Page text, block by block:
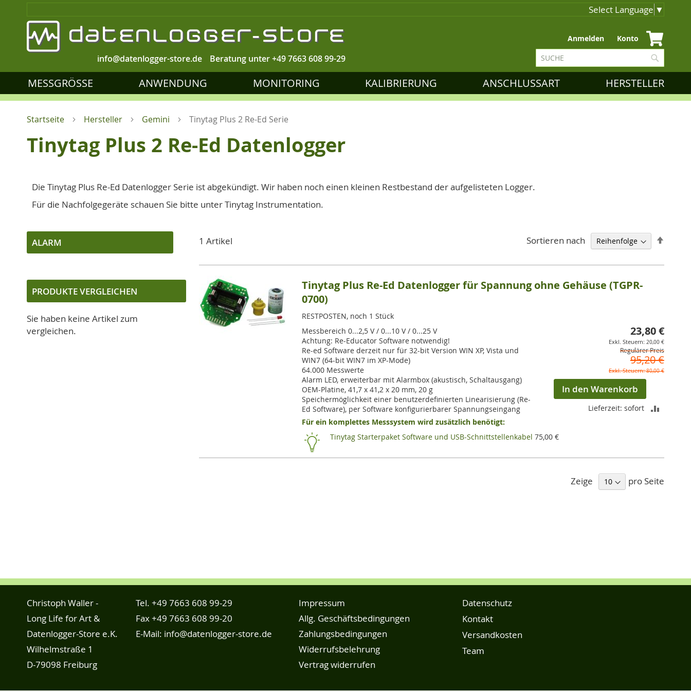
Select Language ▼
Beratung unter+49 7663 608 99-29
info@datenlogger-store.de
Zum
Inhalt
springen
Anmelden Konto
Suche
MESSGRÖSSE ANWENDUNG MONITORING KALIBRIERUNG ANSCHLUSSART HERSTELLER
Startseite Hersteller Gemini Tinytag Plus 2 Re-Ed Serie
Tinytag Plus 2 Re-Ed Datenlogger
Die Tinytag Plus Re-Ed Datenlogger Serie ist abgekündigt. Wir haben noch einen kleinen Restbestand der aufgelisteten Logger.
Für die Nachfolgegeräte schauen Sie bitte unter Tinytag Instrumentation.
1 Artikel Sortieren nach
Tinytag Plus Re-Ed Datenlogger für Spannung ohne Gehäuse (TGPR-
0700)
RESTPOSTEN, noch 1 Stück
Messbereich 0...2,5 V / 0...10 V / 0...25 V
Achtung: Re-Educator Software notwendig!
Re-ed Software derzeit nur für 32-bit Version WIN XP, Vista und
WIN7 (64-bit WIN7 im XP-Mode)
64.000 Messwerte
Alarm LED, erweiterbar mit Alarmbox (akustisch, Schaltausgang)
OEM-Platine, 41,7 x 41,2 x 20 mm, 20 g
Speichermöglichkeit einer benutzerdefinierten Linearisierung (Re-
Ed Software), per Software konfigurierbarer Spannungseingang
23,80 €
20,00 €
Regulärer Preis
95,20 €
80,00 €
In den Warenkorb
Lieferzeit: sofort
Für ein komplettes Messsystem wird zusätzlich benötigt:
Tinytag Starterpaket Software und USB-Schnittstellenkabel 75,00 €
Zeige pro Seite
ALARM
PRODUKTE VERGLEICHEN
Sie haben keine Artikel zum
vergleichen.
Christoph Waller -
Long Life for Art &
Datenlogger-Store e.K.
Wilhelmstraße 1
D-79098 Freiburg
Tel. +49 7663 608 99-29
Fax +49 7663 608 99-20
E-Mail: info@datenlogger-store.de
Impressum
Allg. Geschäftsbedingungen
Zahlungsbedingungen
Widerrufsbelehrung
Vertrag widerrufen
Datenschutz
Kontakt
Versandkosten
Team